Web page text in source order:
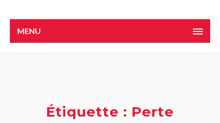
MENU
Étiquette : Perte